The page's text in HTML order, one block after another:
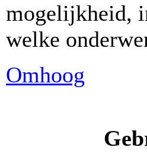
mogelijkheid,
welke
Omhoog